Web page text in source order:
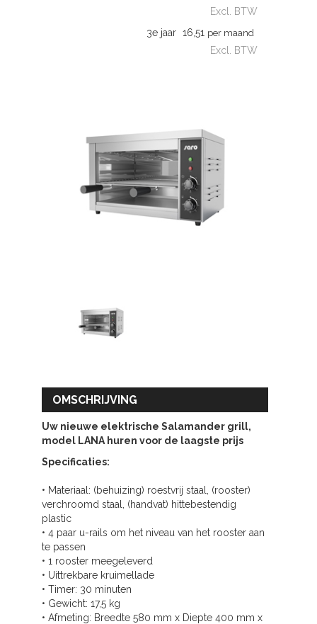
Excl. BTW
3e jaar 16,51 per maand
Excl. BTW
OMSCHRIJVING
Uw nieuwe elektrische Salamander grill,
model LANA huren voor de laagste prijs
Specificaties:
• Materiaal: (behuizing) roestvrij staal, (rooster)
verchroomd staal, (handvat) hittebestendig
plastic
• 4 paar u-rails om het niveau van het rooster aan
te passen
• 1 rooster meegeleverd
• Uittrekbare kruimellade
• Timer: 30 minuten
• Gewicht: 17,5 kg
• Afmeting: Breedte 580 mm x Diepte 400 mm x